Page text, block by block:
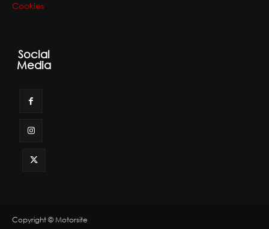
Cookies
Social
Media
Copyright © Motorsite